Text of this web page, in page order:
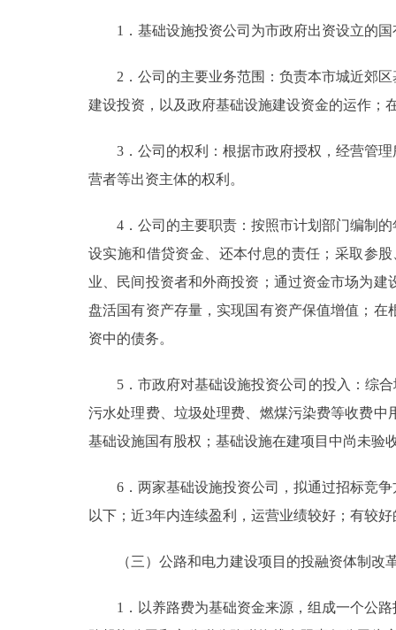
1．基础设施投资公司为市政府出资设立的国
2．公司的主要业务范围：负责本市城近郊区
建设投资，以及政府基础设施建设资金的运作；
3．公司的权利：根据市政府授权，经营管理
营者等出资主体的权利。
4．公司的主要职责：按照市计划部门编制的
设实施和借贷资金、还本付息的责任；采取参
业、民间投资者和外商投资；通过资金市场为
盘活国有资产存量，实现国有资产保值增值；
资中的债务。
5．市政府对基础设施投资公司的投入：综合
污水处理费、垃圾处理费、燃煤污染费等收费
基础设施国有股权；基础设施在建项目中尚未验
6．两家基础设施投资公司，拟通过招标竞争
以下；近3年内连续盈利，运营业绩较好；有较
（三）公路和电力建设项目的投融资体制改
1．以养路费为基础资金来源，组成一个公路